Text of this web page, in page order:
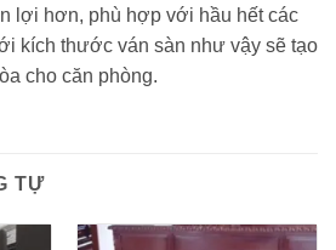
lợi hơn, phù hợp với hầu hết các
kích thước ván sàn như vậy sẽ tạo
cho căn phòng.
TỰ